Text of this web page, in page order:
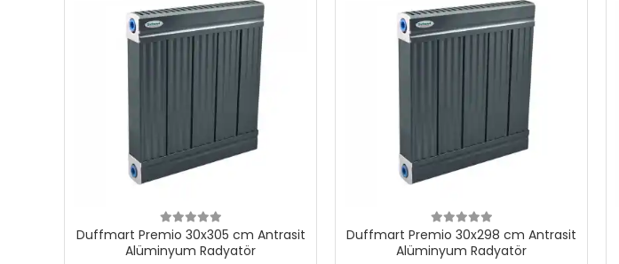
Duffmart Premio 30x305 cm Antrasit
Alüminyum Radyatör
Duffmart Premio 30x298 cm Antrasit
Alüminyum Radyatör